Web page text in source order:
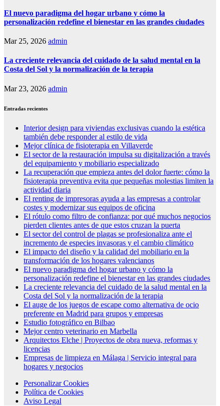
El nuevo paradigma del hogar urbano y cómo la
personalización redefine el bienestar en las grandes ciudades
Mar 25, 2026 admin
La creciente relevancia del cuidado de la salud mental en la
Costa del Sol y la normalización de la terapia
Mar 23, 2026 admin
Entradas recientes
Interior design para viviendas exclusivas cuando la estética
también debe responder al estilo de vida
Mejor clínica de fisioterapia en Villaverde
El sector de la restauración impulsa su digitalización a través
del equipamiento y mobiliario especializado
La recuperación que empieza antes del dolor fuerte: cómo la
fisioterapia preventiva evita que pequeñas molestias limiten la
actividad diaria
El renting de impresoras ayuda a las empresas a controlar
costes y modernizar sus equipos de oficina
El rótulo como filtro de confianza: por qué muchos negocios
pierden clientes antes de que estos cruzan la puerta
El sector del control de plagas se profesionaliza ante el
incremento de especies invasoras y el cambio climático
El impacto del diseño y la calidad del mobiliario en la
transformación de los hogares valencianos
El nuevo paradigma del hogar urbano y cómo la
personalización redefine el bienestar en las grandes ciudades
La creciente relevancia del cuidado de la salud mental en la
Costa del Sol y la normalización de la terapia
El auge de los juegos de escape como alternativa de ocio
preferente en Madrid para grupos y empresas
Estudio fotográfico en Bilbao
Mejor centro veterinario en Marbella
Arquitectos Elche | Proyectos de obra nueva, reformas y
licencias
Empresas de limpieza en Málaga | Servicio integral para
hogares y negocios
Personalizar Cookies
Política de Cookies
Aviso Legal